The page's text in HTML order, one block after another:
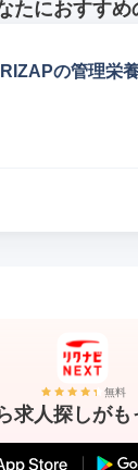
たにおすすめ
RIZAPの管理栄
無料
求人探しがも